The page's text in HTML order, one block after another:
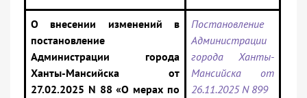
О внесении изменений в
постановление
Администрации города
Ханты-Мансийска от
27.02.2025 N 88 «О мерах по
Постановление
Администрации
города Ханты-
Мансийска от
26.11.2025 N 899